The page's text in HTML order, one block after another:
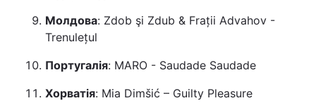
Молдова: Zdob şi Zdub & Frații Advahov -
Trenulețul
Португалія: MARO - Saudade Saudade
Хорватія: Mia Dimšić – Guilty Pleasure